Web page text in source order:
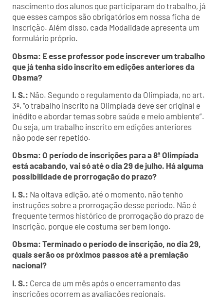
nascimento dos alunos que participaram do trabalho, já
que esses campos são obrigatórios em nossa ficha de
inscrição. Além disso, cada Modalidade apresenta um
formulário próprio.
Obsma: E esse professor pode inscrever um trabalho
que já tenha sido inscrito em edições anteriores da
Obsma?
I. S.: Não. Segundo o regulamento da Olimpíada, no art.
3º, “o trabalho inscrito na Olimpíada deve ser original e
inédito e abordar temas sobre saúde e meio ambiente”.
Ou seja, um trabalho inscrito em edições anteriores
não pode ser repetido.
Obsma: O período de inscrições para a 8ª Olimpíada
está acabando, vai só até o dia 29 de julho. Há alguma
possibilidade de prorrogação do prazo?
I. S.: Na oitava edição, até o momento, não tenho
instruções sobre a prorrogação desse período. Não é
frequente termos histórico de prorrogação do prazo de
inscrição, porque ele costuma ser bem longo.
Obsma: Terminado o período de inscrição, no dia 29,
quais serão os próximos passos até a premiação
nacional?
I. S.: Cerca de um mês após o encerramento das
inscrições ocorrem as avaliações regionais.